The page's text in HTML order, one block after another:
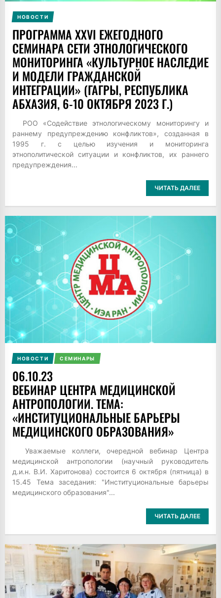
НОВОСТИ
ПРОГРАММА XXVI ЕЖЕГОДНОГО
СЕМИНАРА СЕТИ ЭТНОЛОГИЧЕСКОГО
МОНИТОРИНГА «КУЛЬТУРНОЕ НАСЛЕДИЕ
И МОДЕЛИ ГРАЖДАНСКОЙ
ИНТЕГРАЦИИ» (ГАГРЫ, РЕСПУБЛИКА
АБХАЗИЯ, 6-10 ОКТЯБРЯ 2023 Г.)
РОО «Содействие этнологическому мониторингу и
раннему предупреждению конфликтов», созданная в
1995 г. с целью изучения и мониторинга
этнополитической ситуации и конфликтов, их раннего
предупреждения...
ЧИТАТЬ ДАЛЕЕ
НОВОСТИ СЕМИНАРЫ
06.10.23
ВЕБИНАР ЦЕНТРА МЕДИЦИНСКОЙ
АНТРОПОЛОГИИ. ТЕМА:
«ИНСТИТУЦИОНАЛЬНЫЕ БАРЬЕРЫ
МЕДИЦИНСКОГО ОБРАЗОВАНИЯ»
Уважаемые коллеги, очередной вебинар Центра
медицинской антропологии (научный руководитель
д.и.н. В.И. Харитонова) состоится 6 октября (пятница) в
15.45 Тема заседания: "Институциональные барьеры
медицинского образования"...
ЧИТАТЬ ДАЛЕЕ